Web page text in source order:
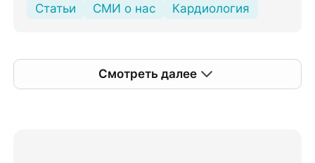
Статьи СМИ о нас Кардиология
Смотреть далее